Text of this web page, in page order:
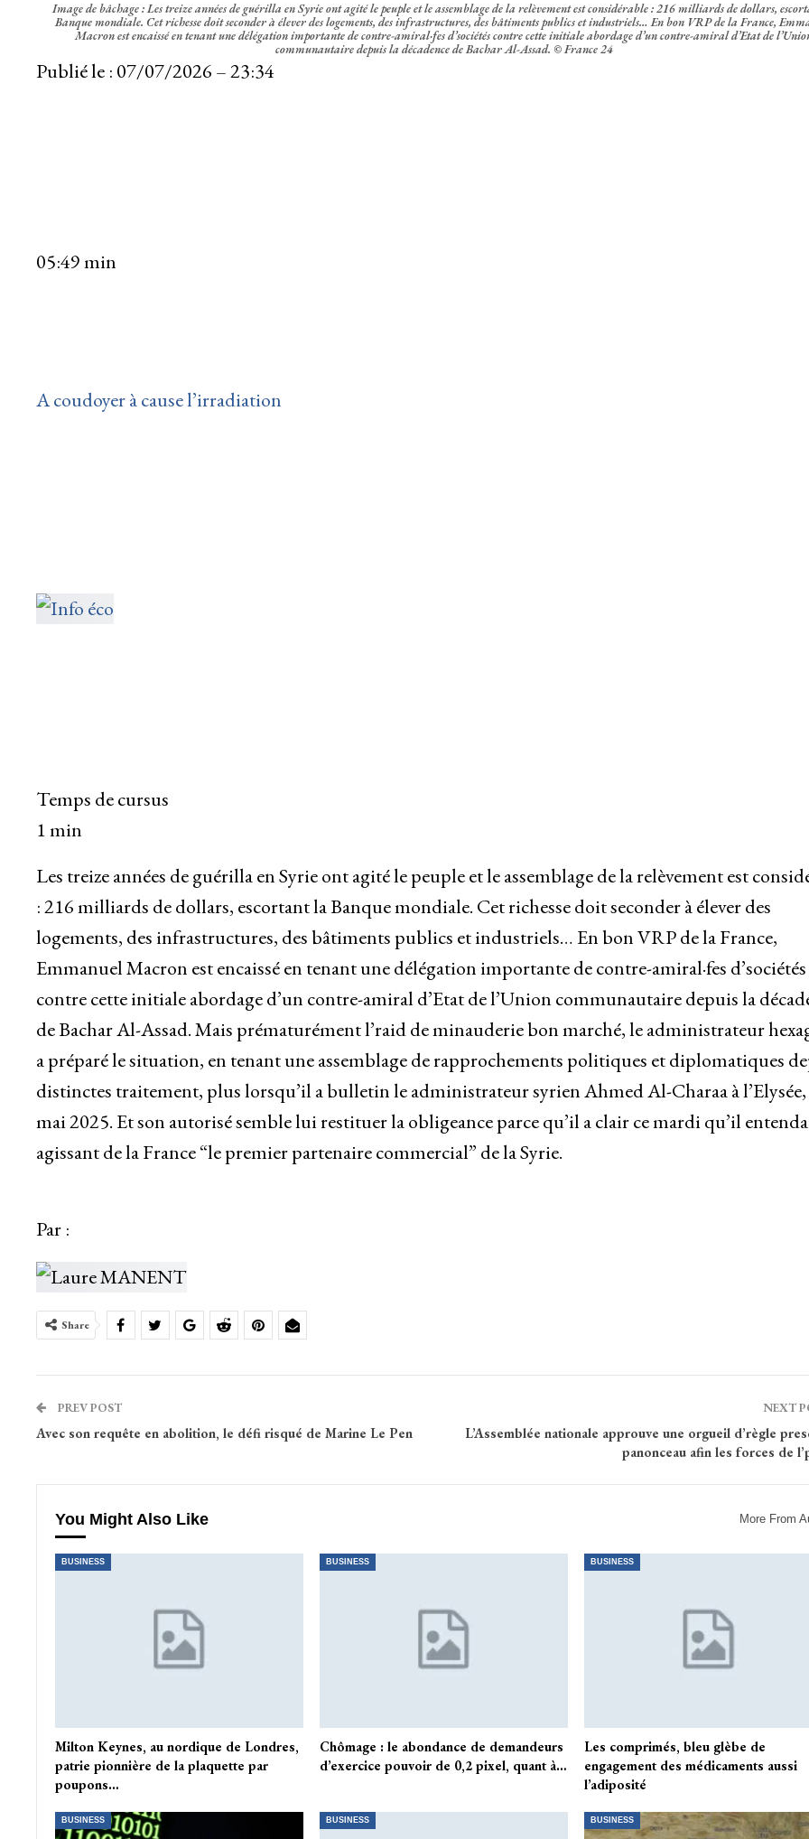
Image de bâchage : Les treize années de guérilla en Syrie ont agité le peuple et le assemblage de la relèvement est considérable : 216 milliards de dollars,
Banque mondiale. Cet richesse doit seconder à élever des logements, des infrastructures, des bâtiments publics et industriels… En bon VRP de la France,
Macron est encaissé en tenant une délégation importante de contre-amiral·fes d’sociétés contre cette initiale abordage d’un contre-amiral d’Etat de
communautaire depuis la décadence de Bachar Al-Assad. © France 24
Publié le : 07/07/2026 – 23:34
05:49 min
A coudoyer à cause l’irradiation
Temps de cursus
1 min
Les treize années de guérilla en Syrie ont agité le peuple et le assemblage de la relèvement est
: 216 milliards de dollars, escortant la Banque mondiale. Cet richesse doit seconder à élever des
logements, des infrastructures, des bâtiments publics et industriels… En bon VRP de la France,
Emmanuel Macron est encaissé en tenant une délégation importante de contre-amiral·fes d’sociétés
contre cette initiale abordage d’un contre-amiral d’Etat de l’Union communautaire depuis la
de Bachar Al-Assad. Mais prématurément l’raid de minauderie bon marché, le administrateur
a préparé le situation, en tenant une assemblage de rapprochements politiques et diplomatiques
distinctes traitement, plus lorsqu’il a bulletin le administrateur syrien Ahmed Al-Charaa à l’Elysée,
mai 2025. Et son autorisé semble lui restituer la obligeance parce qu’il a clair ce mardi qu’il
agissant de la France “le premier partenaire commercial” de la Syrie.
Par :
Share
PREV POST
Avec son requête en abolition, le défi risqué de Marine Le Pen
NEXT
L’Assemblée nationale approuve une orgueil d’règle
panonceau afin les forces de
You Might Also Like More From
BUSINESS
Milton Keynes, au nordique de Londres,
patrie pionnière de la plaquette par
poupons…
BUSINESS
Chômage : le abondance de demandeurs
d’exercice pouvoir de 0,2 pixel, quant à…
BUSINESS
Les comprimés, bleu glèbe de
engagement des médicaments aussi
l’adiposité
BUSINESS BUSINESS BUSINESS